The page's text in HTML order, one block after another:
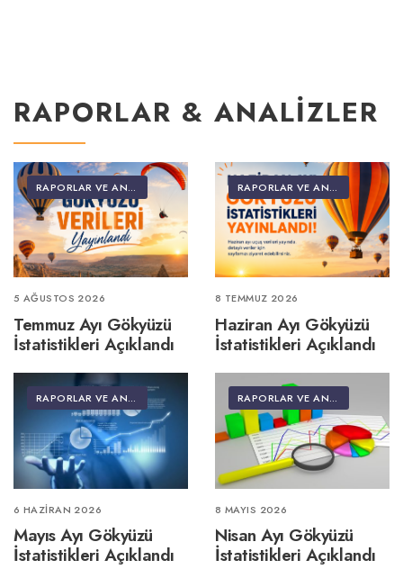
RAPORLAR & ANALIZLER
RAPORLAR VE ANALIZLER
5 AĞUSTOS 2026
Temmuz Ayı Gökyüzü
İstatistikleri Açıklandı
RAPORLAR VE ANALIZLER
8 TEMMUZ 2026
Haziran Ayı Gökyüzü
İstatistikleri Açıklandı
RAPORLAR VE ANALIZLER
6 HAZIRAN 2026
Mayıs Ayı Gökyüzü
İstatistikleri Açıklandı
RAPORLAR VE ANALIZLER
8 MAYIS 2026
Nisan Ayı Gökyüzü
İstatistikleri Açıklandı